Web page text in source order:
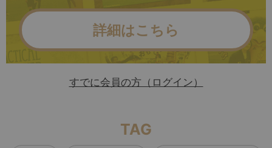
詳細はこちら
すでに会員の方（ログイン）
TAG